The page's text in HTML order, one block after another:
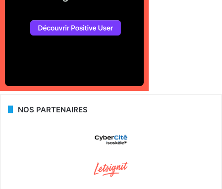
NOS PARTENAIRES